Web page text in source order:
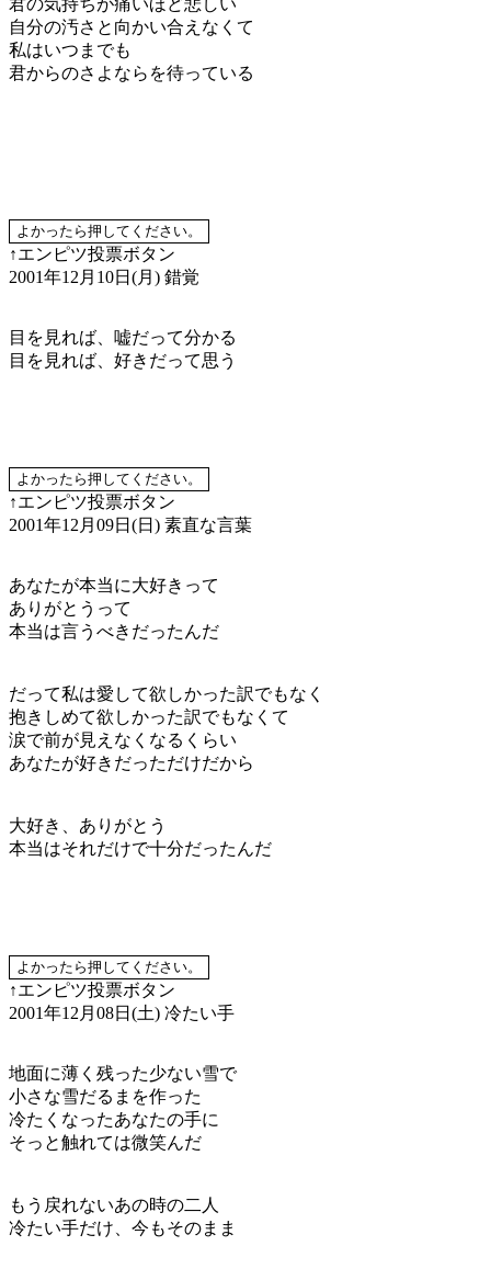
君の気持ちが痛いほど悲しい
自分の汚さと向かい合えなくて
私はいつまでも
君からのさよならを待っている
↑エンピツ投票ボタン
2001年12月10日(月) 錯覚
目を見れば、嘘だって分かる
目を見れば、好きだって思う
↑エンピツ投票ボタン
2001年12月09日(日) 素直な言葉
あなたが本当に大好きって
ありがとうって
本当は言うべきだったんだ
だって私は愛して欲しかった訳でもなく
抱きしめて欲しかった訳でもなくて
涙で前が見えなくなるくらい
あなたが好きだっただけだから
大好き、ありがとう
本当はそれだけで十分だったんだ
↑エンピツ投票ボタン
2001年12月08日(土) 冷たい手
地面に薄く残った少ない雪で
小さな雪だるまを作った
冷たくなったあなたの手に
そっと触れては微笑んだ
もう戻れないあの時の二人
冷たい手だけ、今もそのまま